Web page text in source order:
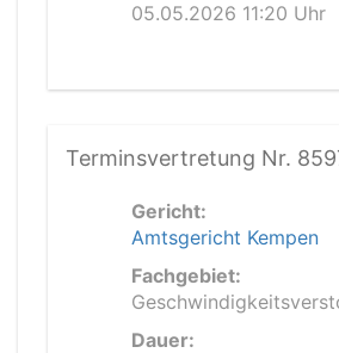
05.05.2026 11:20 Uhr
Terminsvertretung Nr.
Gericht:
Amtsgericht Kempen
Fachgebiet:
Dauer: